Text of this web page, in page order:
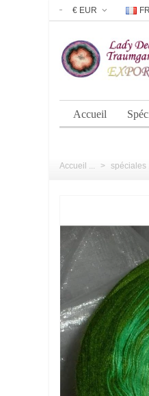
€ EUR
Accueil
Accueil ... > spéciales